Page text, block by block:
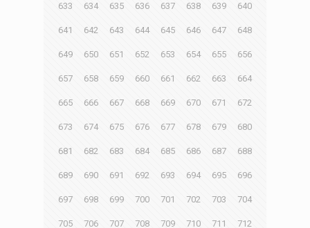
633 634 635 636 637 638 639 640
641 642 643 644 645 646 647 648
649 650 651 652 653 654 655 656
657 658 659 660 661 662 663 664
665 666 667 668 669 670 671 672
673 674 675 676 677 678 679 680
681 682 683 684 685 686 687 688
689 690 691 692 693 694 695 696
697 698 699 700 701 702 703 704
705 706 707 708 709 710 711 712